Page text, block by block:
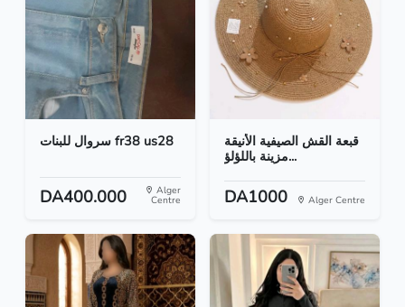
سروال للبنات fr38 us28
DA400.000 Alger
Centre
قبعة القش الصيفية الأنيقة
مزينة باللؤلؤ...
DA1000 Alger Centre